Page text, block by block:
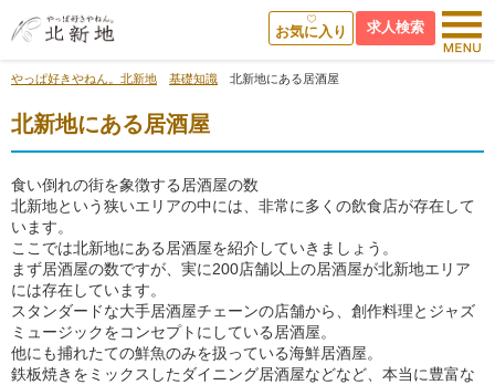
求人検索
お気に入り
やっぱ好きやねん。北新地 基礎知識 北新地にある居酒屋
北新地にある居酒屋
食い倒れの街を象徴する居酒屋の数
北新地という狭いエリアの中には、非常に多くの飲食店が存在して
います。
ここでは北新地にある居酒屋を紹介していきましょう。
まず居酒屋の数ですが、実に200店舗以上の居酒屋が北新地エリア
には存在しています。
スタンダードな大手居酒屋チェーンの店舗から、創作料理とジャズ
ミュージックをコンセプトにしている居酒屋。
他にも捕れたての鮮魚のみを扱っている海鮮居酒屋。
鉄板焼きをミックスしたダイニング居酒屋などなど、本当に豊富な